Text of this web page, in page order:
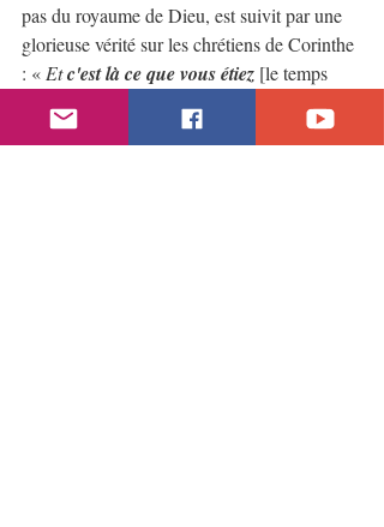
pas du royaume de Dieu, est suivit par une
glorieuse vérité sur les chrétiens de Corinthe
: « Et c'est là ce que vous étiez [le temps
de vous.
Mais vous avez été lavés
, mais